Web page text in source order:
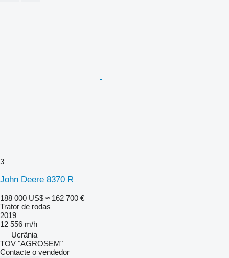
3
John Deere 8370 R
188 000 US$ ≈ 162 700 €
Trator de rodas
2019
12 556 m/h
Ucrânia
TOV "AGROSEM"
Contacte o vendedor